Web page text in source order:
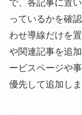
で、各記事に置
っているかを確
わせ導線だけを
や関連記事を追
ービスページや
優先して追加しま